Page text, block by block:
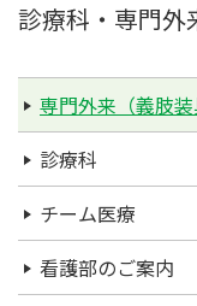
診療科・専門外
専門外来（義肢装
診療科
チーム医療
看護部のご案内